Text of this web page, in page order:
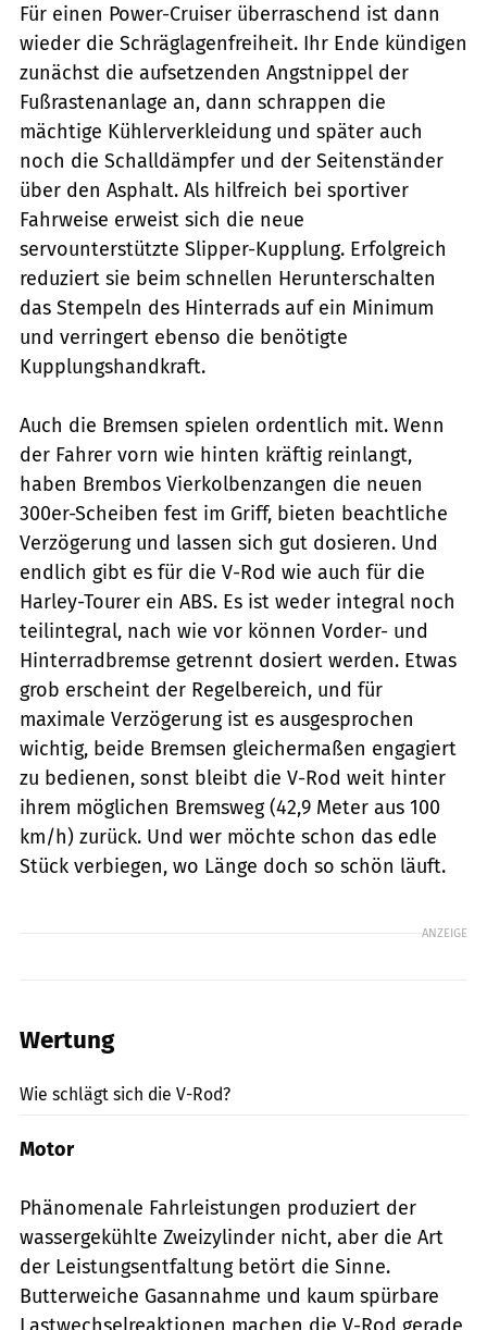
Für einen Power-Cruiser über­raschend ist dann
wieder die Schräglagenfreiheit. Ihr Ende kündigen
zunächst die aufsetzenden Angstnippel der
Fußrastenanlage an, dann schrappen die
mächtige Kühlerverkleidung und später auch
noch die Schalldämpfer und der Seitenständer
über den Asphalt. Als hilfreich bei sportiver
Fahrweise erweist sich die neue
servounterstützte Slipper-Kupplung. Erfolgreich
reduziert sie beim schnellen Herunterschalten
das Stem­peln des Hinterrads auf ein Minimum
und verringert ebenso die benötigte
Kupplungshandkraft.
Auch die Bremsen spielen ordentlich mit. Wenn
der Fahrer vorn wie hinten kräftig reinlangt,
haben Brembos Vierkolbenzangen die neuen
300er-Scheiben fest im Griff, bieten beachtliche
Verzögerung und lassen sich gut dosieren. Und
endlich gibt es für die V-Rod wie auch für die
Harley-Tourer ein ABS. Es ist weder integral noch
teilintegral, nach wie vor können Vorder- und
Hinterradbremse getrennt dosiert werden. Etwas
grob erscheint der Regelbereich, und für
maximale Verzögerung ist es ausgesprochen
wichtig, beide Bremsen gleichermaßen engagiert
zu bedienen, sonst bleibt die V-Rod weit hinter
ihrem möglichen Bremsweg (42,9 Meter aus 100
km/h) zurück. Und wer möchte schon das edle
Stück verbiegen, wo Länge doch so schön läuft.
ANZEIGE
Wertung
Wie schlägt sich die V-Rod?
Motor
Phänomenale Fahrleistungen produziert der
wassergekühlte Zweizylinder nicht, aber die Art
der Leistungsentfaltung betört die Sinne.
Butterweiche Gasannahme und kaum spürbare